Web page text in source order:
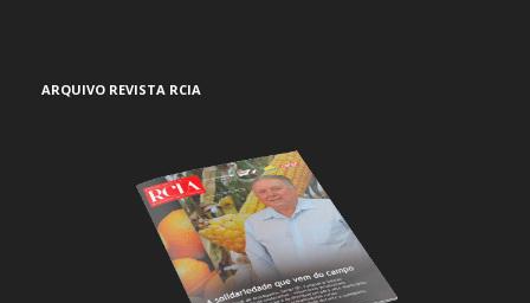
ARQUIVO REVISTA RCIA